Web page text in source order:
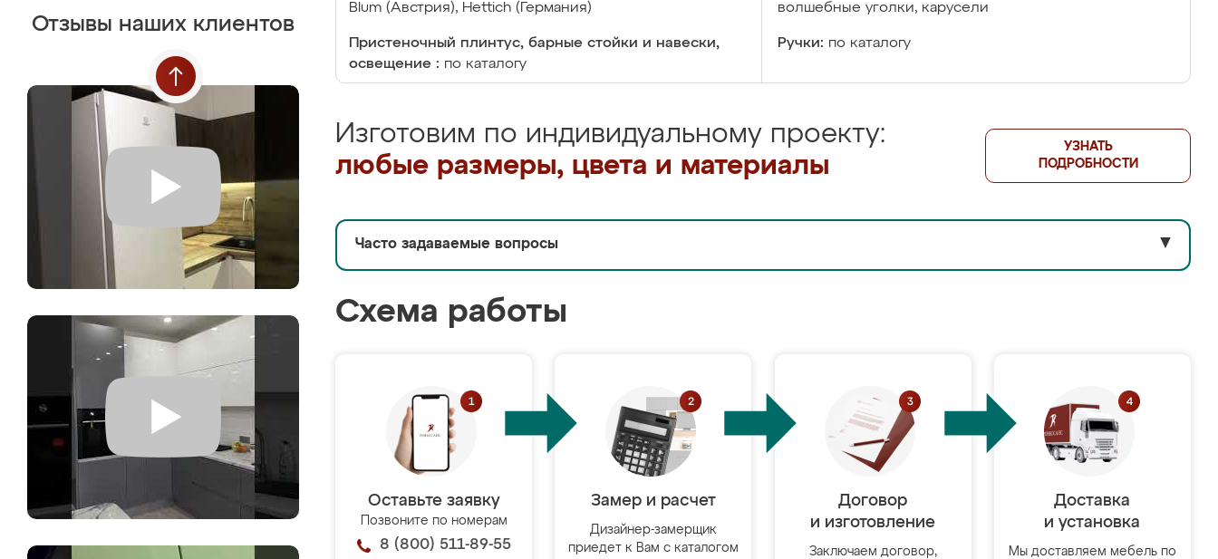
Отзывы наших клиентов
Blum (Австрия), Hettich (Германия)
волшебные уголки, карусели
Пристеночный плинтус, барные стойки и навески,
освещение : по каталогу
Ручки: по каталогу
Изготовим по индивидуальному проекту:
любые размеры, цвета и материалы
УЗНАТЬ
ПОДРОБНОСТИ
Часто задаваемые вопросы ▼
Схема работы
Оставьте заявку
Позвоните по номерам
8 (800) 511-89-55
Замер и расчет
Дизайнер-замерщик
приедет к Вам с каталогом
Договор
и изготовление
Заключаем договор,
Доставка
и установка
Мы доставляем мебель по